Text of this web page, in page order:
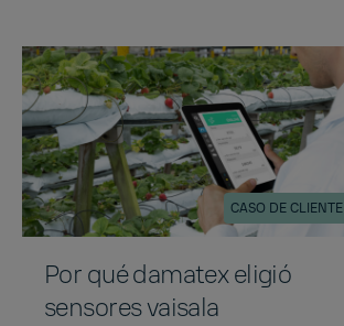
CASO DE CLIENTE
Por qué damatex eligió
sensores vaisala